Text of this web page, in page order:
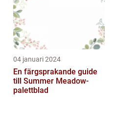
04 januari 2024
En färgsprakande guide
till Summer Meadow-
palettblad